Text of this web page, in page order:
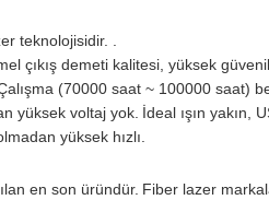
teknolojisidir. .
çıkış demeti kalitesi, yüksek
(70000 saat ~ 100000 saat)
yüksek voltaj yok. İdeal ışın yakın,
yüksek hızlı.
en son üründür. Fiber lazer